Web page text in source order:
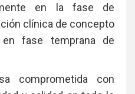
en la fase de
clínica de concepto
fase temprana de
comprometida con